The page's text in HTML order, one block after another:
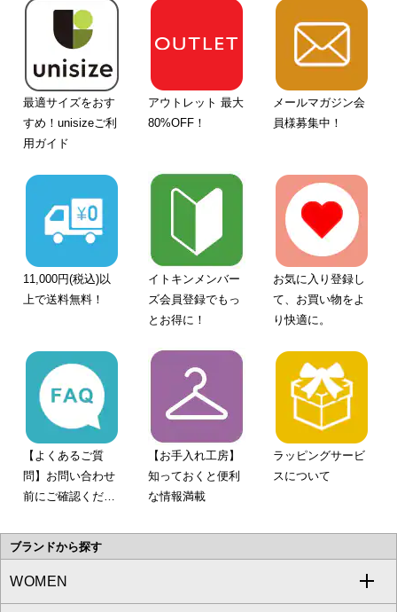
最適サイズをおす
すめ！unisizeご利
用ガイド
アウトレット 最大
80%OFF！
メールマガジン会
員様募集中！
11,000円(税込)以
上で送料無料！
イトキンメンバー
ズ会員登録でもっ
とお得に！
お気に入り登録し
て、お買い物をよ
り快適に。
【よくあるご質
問】お問い合わせ
前にご確認くださ
【お手入れ工房】
知っておくと便利
な情報満載
ラッピングサービ
スについて
ブランドから探す
WOMEN